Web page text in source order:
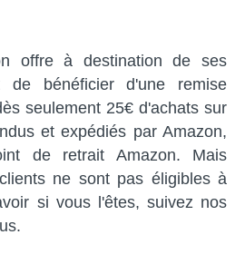
offre à destination de ses
de bénéficier d'une remise
seulement 25€ d'achats sur
et expédiés par Amazon,
de retrait Amazon. Mais
ne sont pas éligibles à
si vous l'êtes, suivez nos